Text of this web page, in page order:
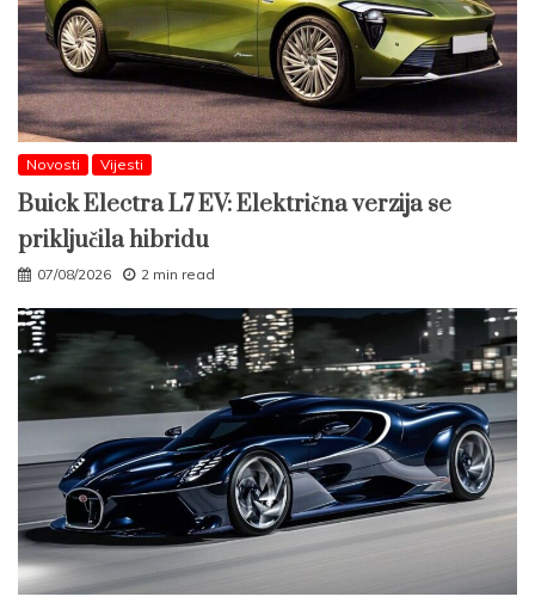
Novosti Vijesti
Buick Electra L7 EV: Električna verzija se
priključila hibridu
07/08/2026 2 min read